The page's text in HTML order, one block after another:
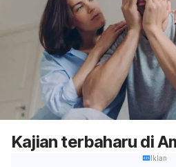
Kajian terbaharu di
Iklan